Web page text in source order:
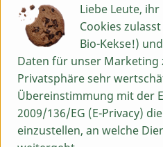
und der
besonders wertvoll. Zudem
Gehalt an Eisen auf.
Birnen sind ein säurearmes
verträglich macht. Sie
wie Äpfel, jedoch etwas
Kohlenhydrate. Im
einen geringeren Gehalt an
Liebe Leute,
Cookies
Bio-Kekse!)
Daten für unser Marketing
Privatsphäre sehr
Übereinstimmung mit der
2009/136/EG (E-Privacy)
einzustellen, an welche